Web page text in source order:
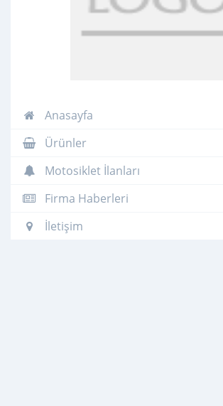
Anasayfa
Ürünler
Motosiklet İlanları
Firma Haberleri
İletişim